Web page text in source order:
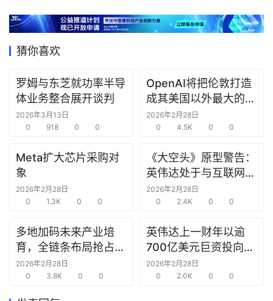
数
据
选
报
告
投
之
窗
机
链
合
猜你喜欢
罗姆与东芝就功率半导
体业务整合展开谈判
2026年3月13日
0
918 0 0
OpenAI将把伦敦打造
成其美国以外最大的研
究中心
2026年2月28日
0
4.5K 0 0
Meta扩大芯片采购对
象
2026年2月28日
0
1.3K 0 0
《大空头》原型警告：
英伟达处于与互联网泡
沫时期思科同样的“危
险境地”
2026年2月28日
0
2.4K 0 0
多地加码未来产业培
育，全链条布局抢占新
赛道先机
2026年2月28日
0
3.8K 0 0
英伟达上一财年以逾
700亿美元巨资投向合
作方，竭力巩固AI芯片
需求
2026年2月28日
0
2.0K 0 0